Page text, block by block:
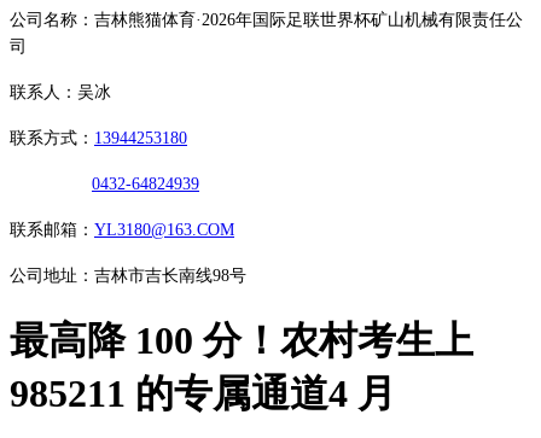
公司名称：吉林熊猫体育·2026年国际足联世界杯矿山机械有限责任公
司
联系人：吴冰
联系方式： 13944253180
0432-64824939
联系邮箱： YL3180@163.COM
公司地址：吉林市吉长南线98号
最高降 100 分！农村考生上
985211 的专属通道4 月